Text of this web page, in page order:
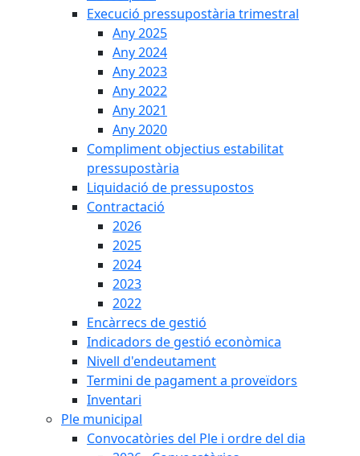
Execució pressupostària trimestral
Any 2025
Any 2024
Any 2023
Any 2022
Any 2021
Any 2020
Compliment objectius estabilitat
pressupostària
Liquidació de pressupostos
Contractació
2026
2025
2024
2023
2022
Encàrrecs de gestió
Indicadors de gestió econòmica
Nivell d'endeutament
Termini de pagament a proveïdors
Inventari
Ple municipal
Convocatòries del Ple i ordre del dia